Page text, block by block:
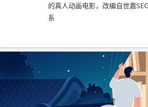
的真人动画电影，改编自世嘉
系